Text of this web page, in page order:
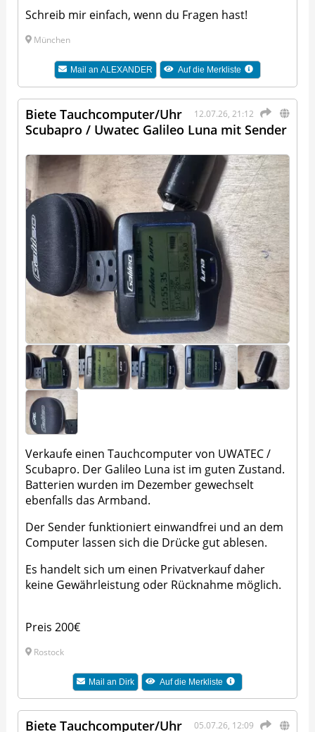
Schreib mir einfach, wenn du Fragen hast!
München
Mail anALEXANDER Auf die Merkliste
12.07.26, 21:12
Biete Tauchcomputer/Uhr
Scubapro / Uwatec Galileo Luna mit Sender
Verkaufe einen Tauchcomputer von UWATEC /
Scubapro. Der Galileo Luna ist im guten Zustand.
Batterien wurden im Dezember gewechselt
ebenfalls das Armband.
Der Sender funktioniert einwandfrei und an dem
Computer lassen sich die Drücke gut ablesen.
Es handelt sich um einen Privatverkauf daher
keine Gewährleistung oder Rücknahme möglich.
Preis 200€
Rostock
Mail an Dirk Auf die Merkliste
05.07.26, 12:09
Biete Tauchcomputer/Uhr